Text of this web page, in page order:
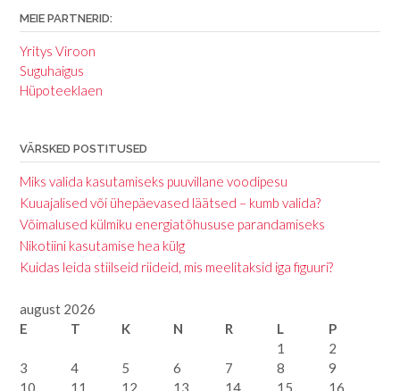
MEIE PARTNERID:
Yritys Viroon
Suguhaigus
Hüpoteeklaen
VÄRSKED POSTITUSED
Miks valida kasutamiseks puuvillane voodipesu
Kuuajalised või ühepäevased läätsed – kumb valida?
Võimalused külmiku energiatõhususe parandamiseks
Nikotiini kasutamise hea külg
Kuidas leida stiilseid riideid, mis meelitaksid iga figuuri?
august 2026
E
T K N R L
P
1
2
3
4 5 6 7 8
9
10
11 12 13 14 15 16